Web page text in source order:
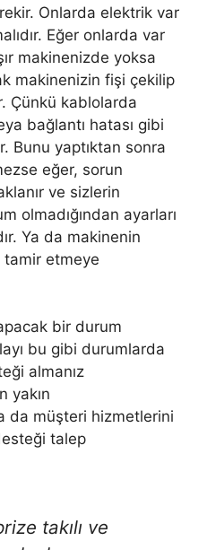
Onlarda elektrik var
Eğer onlarda var
makinenizde yoksa
makinenizin fişi çekilip
Çünkü kablolarda
bağlantı hatası gibi
Bunu yaptıktan sonra
eğer, sorun
ve sizlerin
olmadığından ayarları
Ya da makinenin
tamir etmeye
bir durum
bu gibi durumlarda
almanız
yakın
da müşteri hizmetlerini
talep
takılı ve